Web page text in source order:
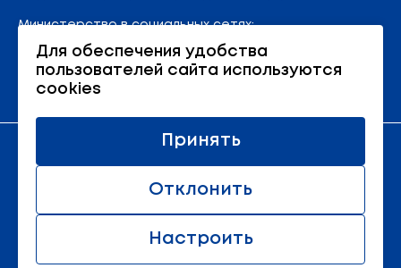
Министерство в социальных сетях:
Карта сайта
© 2011 - 2026 Министерство образования Республики
Для обеспечения удобства
пользователей сайта используются
cookies
Настроить
Отклонить
Принять